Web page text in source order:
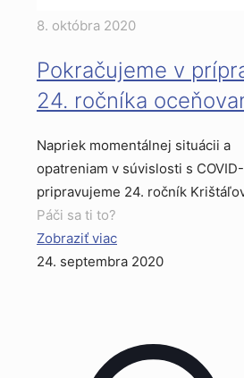
8. októbra 2020
Pokračujeme v
24. ročníka
Napriek momentálnej situácii a
opatreniam v súvislosti s
pripravujeme 24. ročník
Páči sa ti to?
Zobraziť viac
24. septembra 2020